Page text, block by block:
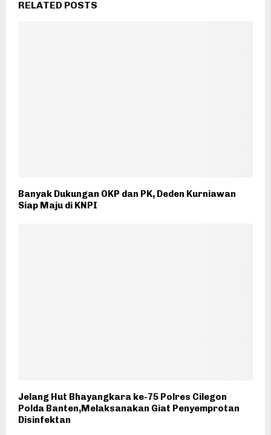
RELATED POSTS
Banyak Dukungan OKP dan PK, Deden Kurniawan
Siap Maju di KNPI
Jelang Hut Bhayangkara ke-75 Polres Cilegon
Polda Banten,Melaksanakan Giat Penyemprotan
Disinfektan